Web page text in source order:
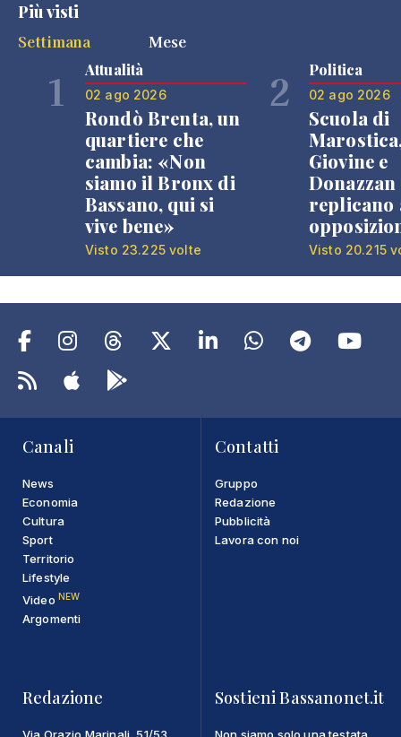
Più visti
Settimana
Mese
1 Attualità
02 ago 2026
Rondò Brenta, un
quartiere che
cambia: «Non
siamo il Bronx di
Bassano, qui si
vive bene»
Visto 23.225 volte
2 Politica
02 ago 2026
Scuola di
Giovine e
Donazzan
replicano
Visto 20.215
Canali
News
Economia
Cultura
Sport
Territorio
Lifestyle
Video NEW
Argomenti
Contatti
Gruppo
Redazione
Pubblicità
Lavora con noi
Redazione Sostieni Bassanonet.it